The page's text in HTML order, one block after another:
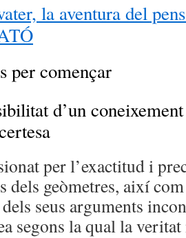
la aventura del
per començar
d’un
per l’exactitud i
dels geòmetres, així
seus arguments
segons la qual la